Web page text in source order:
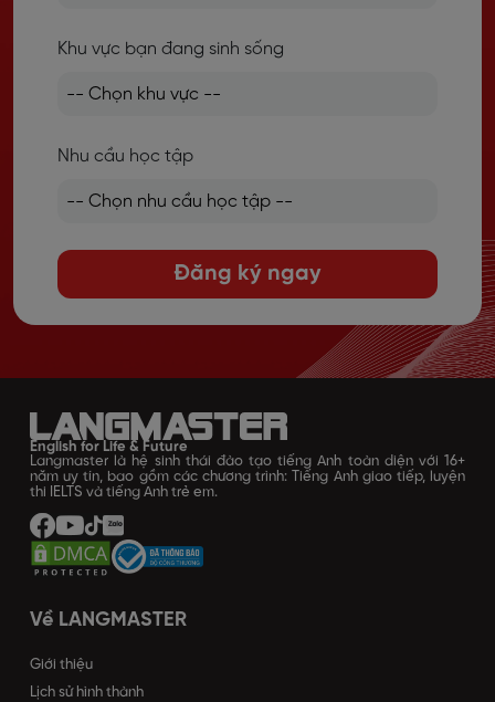
Khu vực bạn đang sinh sống
Nhu cầu học tập
Đăng ký ngay
English for Life & Future
Langmaster là hệ sinh thái đào tạo tiếng Anh toàn diện với 16+
năm uy tín, bao gồm các chương trình: Tiếng Anh giao tiếp, luyện
thi IELTS và tiếng Anh trẻ em.
Về LANGMASTER
Giới thiệu
Lịch sử hình thành